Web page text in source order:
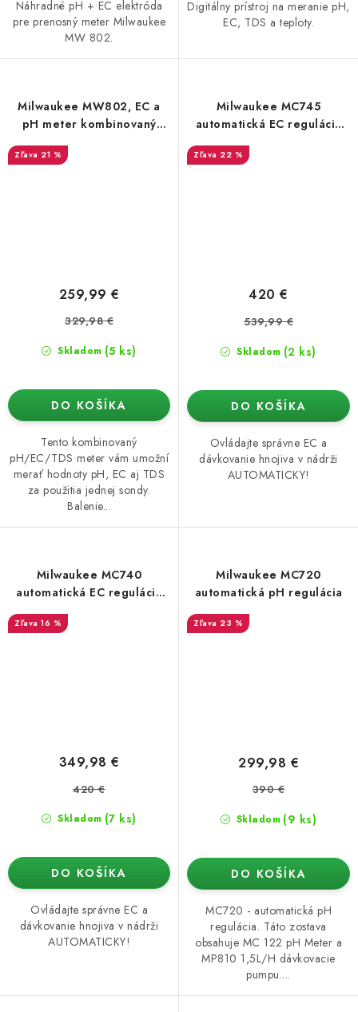
Náhradné pH + EC elektróda
pre prenosný meter Milwaukee
MW 802.
Digitálny prístroj na meranie pH,
EC, TDS a teploty.
Milwaukee MW802, EC a
pH meter kombinovaný
prenosný
21 %
Skladom (5 ks)
259,99 €
329,98 €
DO KOŠÍKA
Tento kombinovaný
pH/EC/TDS meter vám umožní
merať hodnoty pH, EC aj TDS
za použitia jednej sondy.
Balenie...
Milwaukee MC745
automatická EC regulácia
(dve čerpadlá)
22 %
Skladom (2 ks)
420 €
539,99 €
DO KOŠÍKA
Ovládajte správne EC a
dávkovanie hnojiva v nádrži
AUTOMATICKY!
Milwaukee MC740
automatická EC regulácia
16 %
Skladom (7 ks)
349,98 €
420 €
DO KOŠÍKA
Ovládajte správne EC a
dávkovanie hnojiva v nádrži
AUTOMATICKY!
Milwaukee MC720
automatická pH regulácia
23 %
Skladom (9 ks)
299,98 €
390 €
DO KOŠÍKA
MC720 - automatická pH
regulácia. Táto zostava
obsahuje MC 122 pH Meter a
MP810 1,5L/H dávkovacie
pumpu....